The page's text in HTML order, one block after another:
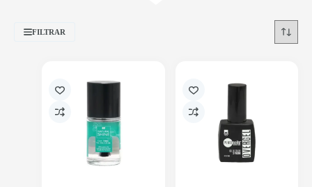
FILTRAR